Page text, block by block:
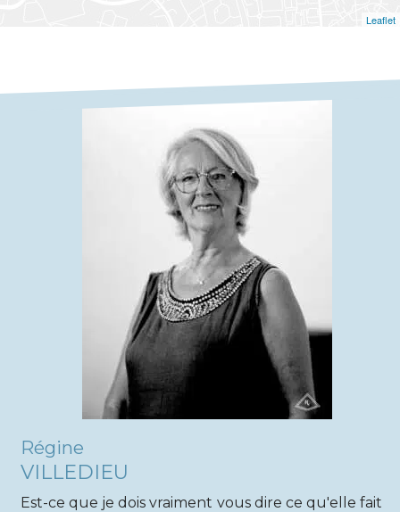
Leaflet
Régine
VILLEDIEU
Est-ce que je dois vraiment vous dire ce qu'elle fait